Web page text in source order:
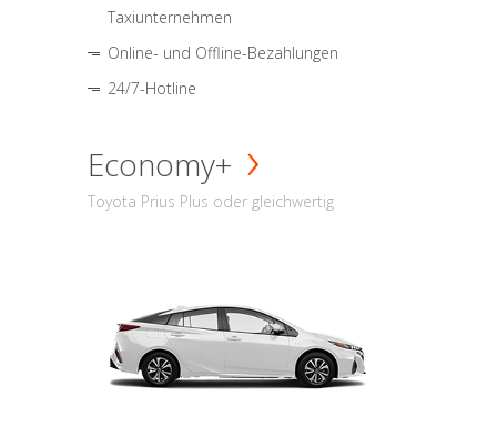
Taxiunternehmen
Online- und Offline-Bezahlungen
24/7-Hotline
Economy+
Toyota Prius Plus oder gleichwertig